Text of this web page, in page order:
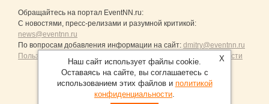
Обращайтесь на портал EventNN.ru:
С новостями, пресс-релизами и разумной критикой:
news@eventnn.ru
По вопросам добавления информации на сайт: dmitry@eventnn.ru
Пользовательское Соглашение и политика конфиденциальности
X
Наш сайт использует файлы cookie.
Оставаясь на сайте, вы соглашаетесь с
использованием этих файлов и политикой
конфиденциальности.